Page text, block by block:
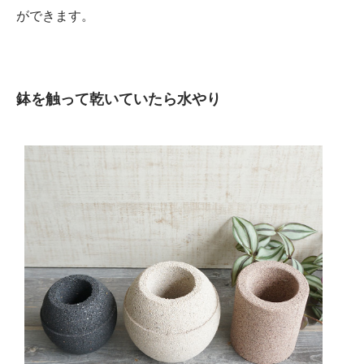
ができます。
鉢を触って乾いていたら水やり